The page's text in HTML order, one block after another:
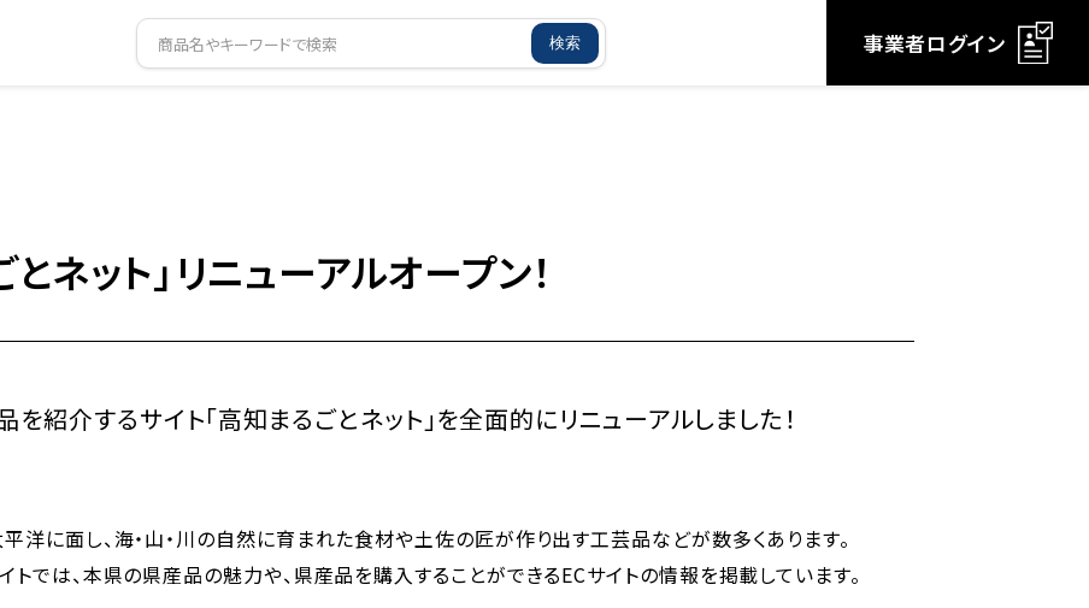
検索 事業者ログイン
とネット」リニューアルオープン！
を紹介するサイト「高知まるごとネット」を全面的にリニューアルしました！
洋に面し、海・山・川の自然に育まれた食材や土佐の匠が作り出す工芸品などが数多くあります。
トでは、本県の県産品の魅力や、県産品を購入することができるECサイトの情報を掲載しています。